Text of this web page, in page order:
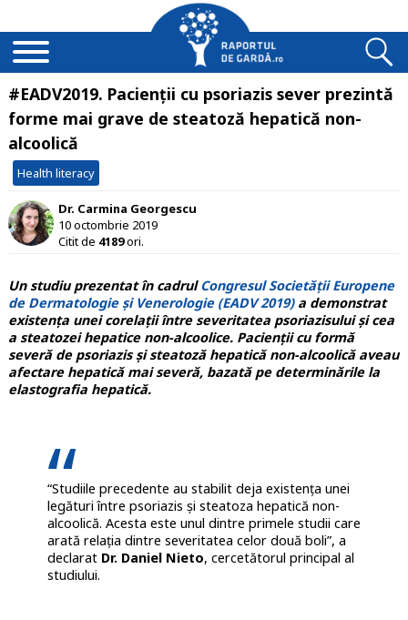
#EADV2019. Pacienții cu psoriazis sever prezintă
forme mai grave de steatoză hepatică non-
alcoolică
Health literacy
Dr. Carmina Georgescu
10 octombrie 2019
Citit de 4189ori.
Un studiu prezentat în cadrulCongresul Societății Europene
de Dermatologie și Venerologie (EADV 2019)a demonstrat
existența unei corelații între severitatea psoriazisului și cea
a steatozei hepatice non-alcoolice. Pacienții cu formă
severă de psoriazis și steatoză hepatică non-alcoolică aveau
afectare hepatică mai severă, bazată pe determinările la
elastografia hepatică.
“Studiile precedente au stabilit deja existența unei
legături între psoriazis și steatoza hepatică non-
alcoolică. Acesta este unul dintre primele studii care
arată relația dintre severitatea celor două boli”, a
declaratDr. Daniel Nieto, cercetătorul principal al
studiului.